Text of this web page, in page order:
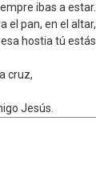
ibas a estar.
el pan, en el altar,
hostia tú estás.
cruz,
Jesús.